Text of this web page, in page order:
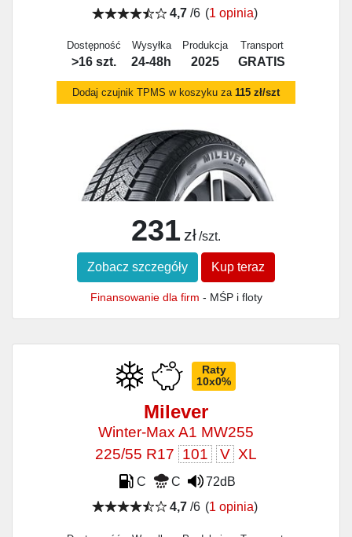
4,7/6 (1 opinia)
Dostępność
>16 szt.
Wysyłka
24-48h
Produkcja
2025
Transport
GRATIS
Dodaj czujnik TPMS w koszyku za 115 zł/szt
231 zł /szt.
Zobacz szczegóły Kup teraz
Finansowanie dla firm - MŚP i floty
Raty
10x0%
Milever
Winter-Max A1 MW255
225/55 R17 101 V XL
C C
72dB
4,7/6 (1 opinia)